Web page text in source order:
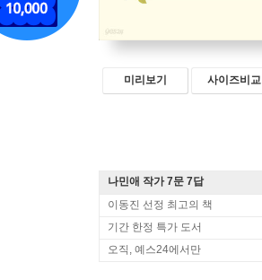
미리보기 사이즈비교
나민애 작가 7문 7답
이동진 선정 최고의 책
기간 한정 특가 도서
오직, 예스24에서만